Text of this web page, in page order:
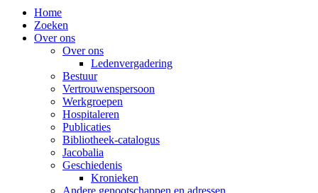
Home
Zoeken
Over ons
Over ons
Ledenvergadering
Bestuur
Vertrouwenspersoon
Werkgroepen
Hospitaleren
Publicaties
Bibliotheek-catalogus
Jacobalia
Geschiedenis
Kronieken
Andere genootschappen en adressen